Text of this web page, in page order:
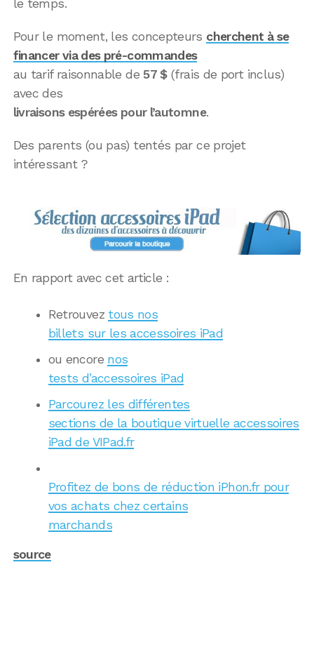
le temps.
Pour le moment, les concepteurs cherchent à se
financer via des pré-commandes
au tarif raisonnable de57 $(frais de port inclus)
avec des
livraisons espérées pour l’automne.
Des parents (ou pas) tentés par ce projet
intéressant ?
En rapport avec cet article :
Retrouvez tous nos
billets sur les accessoires iPad
ou encore nos
tests d’accessoires iPad
Parcourez les différentes
sections de la boutique virtuelle accessoires
iPad de VIPad.fr
Profitez de bons de réduction iPhon.fr pour
vos achats chez certains
marchands
source